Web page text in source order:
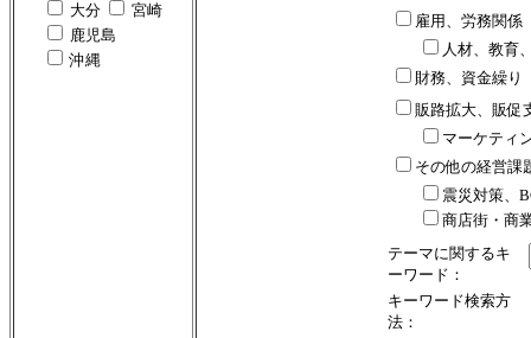
大分
宮崎
鹿児島
沖縄
雇用、労務関係
人材、教育
財務、資金繰り
販路拡大、販促
マーケティ
その他の経営課
震災対策、
商店街・商
テーマに関するキ
ーワード：
キーワード検索方
法：